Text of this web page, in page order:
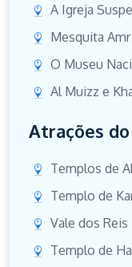
A Igreja
Mesquita
O Museu
Al Muizz e
Atrações
Templos de
Templo de
Vale dos Reis
Templo de